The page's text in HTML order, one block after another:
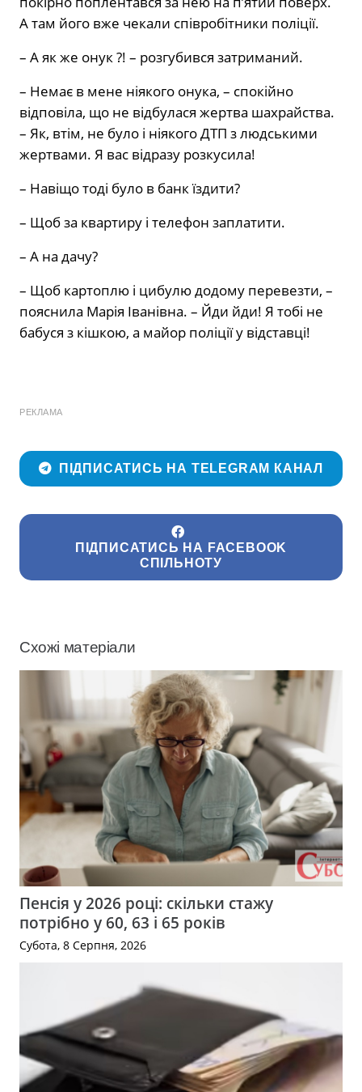
А там його вже чекали співробітники поліції.
– А як же онук ?! – розгубився затриманий.
– Немає в мене ніякого онука, – спокійно
відповіла, що не відбулася жертва шахрайства.
– Як, втім, не було і ніякого ДТП з людськими
жертвами. Я вас відразу розкусила!
– Навіщо тоді було в банк їздити?
– Щоб за квартиру і телефон заплатити.
– А на дачу?
– Щоб картоплю і цибулю додому перевезти, –
пояснила Марія Іванівна. – Йди йди! Я тобі не
бабуся з кішкою, а майор поліції у відставці!
РЕКЛАМА
ПІДПИСАТИСЬ НА TELEGRAM КАНАЛ
ПІДПИСАТИСЬ НА FACEBOOK
СПІЛЬНОТУ
Схожі матеріали
Пенсія у 2026 році: скільки стажу
потрібно у 60, 63 і 65 років
Субота, 8 Серпня, 2026